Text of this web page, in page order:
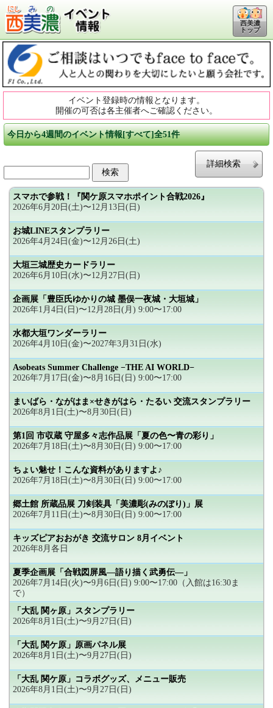
西美濃
トップ
イベント登録時の情報となります。
開催の可否は各主催者へご確認ください。
今日から4週間のイベント情報[すべて]全51件
詳細検索
スマホで参戦！『関ケ原スマホポイント合戦2026』
2026年6月20日(土)〜12月13日(日)
お城LINEスタンプラリー
2026年4月24日(金)〜12月26日(土)
大垣三城歴史カードラリー
2026年6月10日(水)〜12月27日(日)
企画展「豊臣氏ゆかりの城 墨俣一夜城・大垣城」
2026年1月4日(日)〜12月28日(月) 9:00〜17:00
水都大垣ワンダーラリー
2026年4月10日(金)〜2027年3月31日(水)
Asobeats Summer Challenge −THE AI WORLD−
2026年7月17日(金)〜8月16日(日) 9:00〜17:00
まいばら・ながはま×せきがはら・たるい 交流スタンプラリー
2026年8月1日(土)〜8月30日(日)
第1回 市収蔵 守屋多々志作品展「夏の色〜青の彩り」
2026年7月18日(土)〜8月30日(日) 9:00〜17:00
ちょい魅せ！こんな資料がありますよ♪
2026年7月18日(土)〜8月30日(日) 9:00〜17:00
郷土館 所蔵品展 刀剣装具「美濃彫(みのぼり)」展
2026年7月11日(土)〜8月30日(日) 9:00〜17:00
キッズピアおおがき 交流サロン 8月イベント
2026年8月各日
夏季企画展「合戦図屏風―語り描く武勇伝―」
2026年7月14日(火)〜9月6日(日) 9:00〜17:00（入館は16:30ま
で）
「大乱 関ヶ原」スタンプラリー
2026年8月1日(土)〜9月27日(日)
「大乱 関ケ原」原画パネル展
2026年8月1日(土)〜9月27日(日)
「大乱 関ケ原」コラボグッズ、メニュー販売
2026年8月1日(土)〜9月27日(日)